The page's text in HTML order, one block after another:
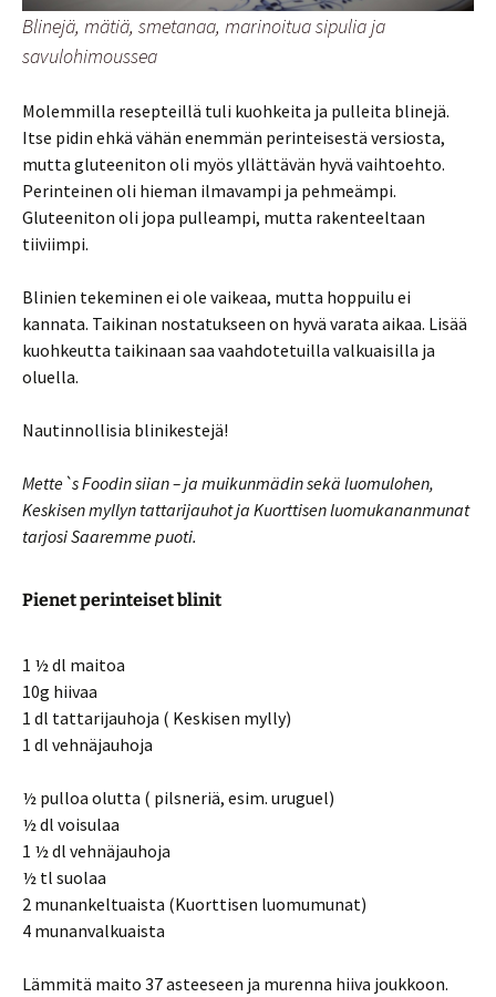
Blinejä, mätiä, smetanaa, marinoitua sipulia ja
savulohimoussea
Molemmilla resepteillä tuli kuohkeita ja pulleita blinejä.
Itse pidin ehkä vähän enemmän perinteisestä versiosta,
mutta gluteeniton oli myös yllättävän hyvä vaihtoehto.
Perinteinen oli hieman ilmavampi ja pehmeämpi.
Gluteeniton oli jopa pulleampi, mutta rakenteeltaan
tiiviimpi.
Blinien tekeminen ei ole vaikeaa, mutta hoppuilu ei
kannata. Taikinan nostatukseen on hyvä varata aikaa. Lisää
kuohkeutta taikinaan saa vaahdotetuilla valkuaisilla ja
oluella.
Nautinnollisia blinikestejä!
Mette`s Foodin siian – ja muikunmädin sekä luomulohen,
Keskisen myllyn tattarijauhot ja Kuorttisen luomukananmunat
tarjosi Saaremme puoti.
Pienet perinteiset blinit
1 ½ dl maitoa
10g hiivaa
1 dl tattarijauhoja ( Keskisen mylly)
1 dl vehnäjauhoja
½ pulloa olutta ( pilsneriä, esim. uruguel)
½ dl voisulaa
1 ½ dl vehnäjauhoja
½ tl suolaa
2 munankeltuaista (Kuorttisen luomumunat)
4 munanvalkuaista
Lämmitä maito 37 asteeseen ja murenna hiiva joukkoon.